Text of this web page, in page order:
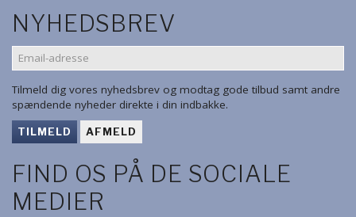
NYHEDSBREV
EMAIL-
ADRESSE
Tilmeld dig vores nyhedsbrev og modtag gode tilbud samt andre
spændende nyheder direkte i din indbakke.
TILMELD AFMELD
FIND OS PÅ DE SOCIALE
MEDIER